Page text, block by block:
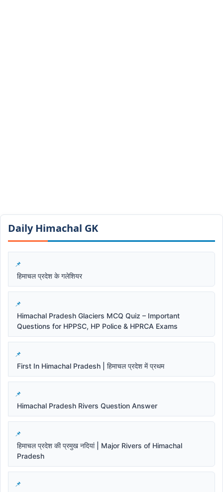
Daily Himachal GK​​
हिमाचल प्रदेश के गलेशियर
Himachal Pradesh Glaciers MCQ Quiz – Important
Questions for HPPSC, HP Police & HPRCA Exams
First In Himachal Pradesh | हिमाचल प्रदेश में प्रथम
Himachal Pradesh Rivers Question Answer
हिमाचल प्रदेश की प्रमुख नदियां | Major Rivers of Himachal
Pradesh